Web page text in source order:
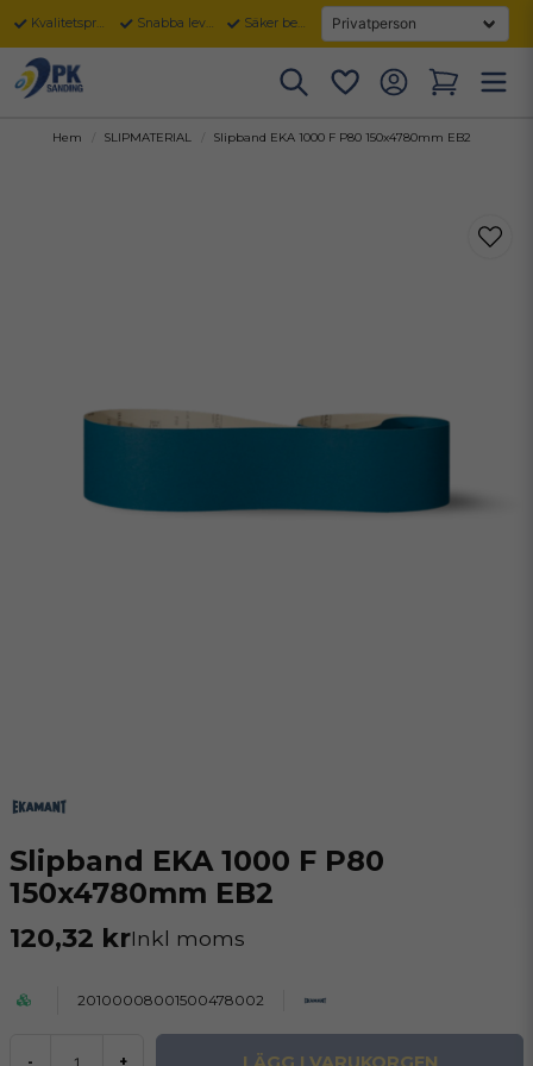
Kvalitetsprodukter Snabba leveranser Säker betalning
Hem SLIPMATERIAL Slipband EKA 1000 F P80 150x4780mm EB2
Slipband EKA 1000 F P80
150x4780mm EB2
120,32 krInkl moms
20100008001500478002
- +